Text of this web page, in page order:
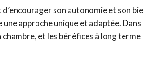
son autonomie et son
approche unique et adaptée. Dans
et les bénéfices à long terme